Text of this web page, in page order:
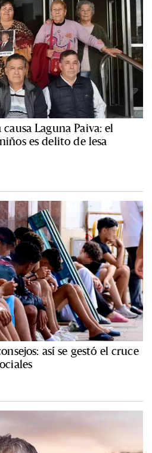
Laguna Paiva: el
es delito de lesa
así se gestó el cruce